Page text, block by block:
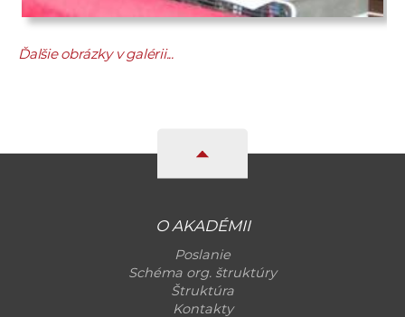
Ďalšie obrázky v galérii...
O AKADÉMII
Poslanie
Schéma org. štruktúry
Štruktúra
Kontakty